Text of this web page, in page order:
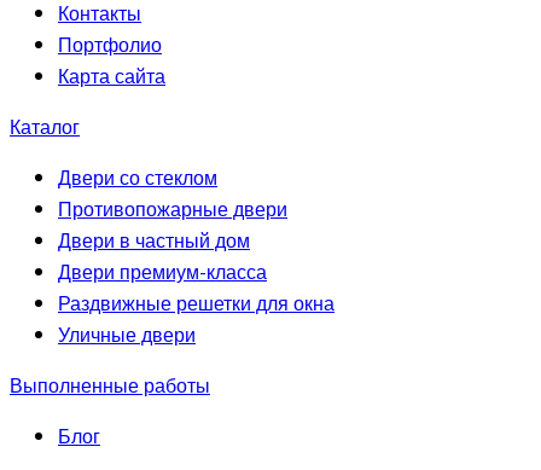
Контакты
Портфолио
Карта сайта
Каталог
Двери со стеклом
Противопожарные двери
Двери в частный дом
Двери премиум-класса
Раздвижные решетки для окна
Уличные двери
Выполненные работы
Блог